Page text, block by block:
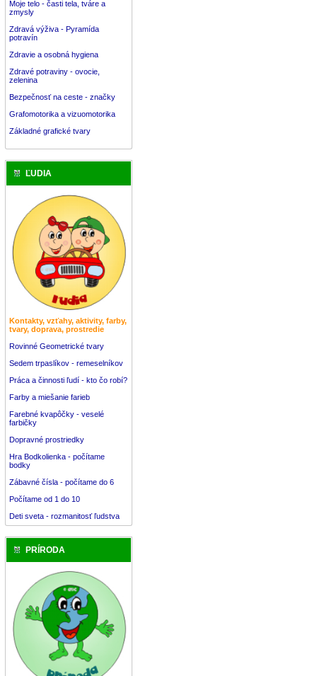
Moje telo - časti tela, tváre a
zmysly
Zdravá výživa - Pyramída
potravín
Zdravie a osobná hygiena
Zdravé potraviny - ovocie,
zelenina
Bezpečnosť na ceste - značky
Grafomotorika a vizuomotorika
Základné grafické tvary
ĽUDIA
Kontakty, vzťahy, aktivity, farby,
tvary, doprava, prostredie
Rovinné Geometrické tvary
Sedem trpaslíkov - remeselníkov
Práca a činnosti ľudí - kto čo robí?
Farby a miešanie farieb
Farebné kvapôčky - veselé
farbičky
Dopravné prostriedky
Hra Bodkolienka - počítame
bodky
Zábavné čísla - počítame do 6
Počítame od 1 do 10
Deti sveta - rozmanitosť ľudstva
PRÍRODA